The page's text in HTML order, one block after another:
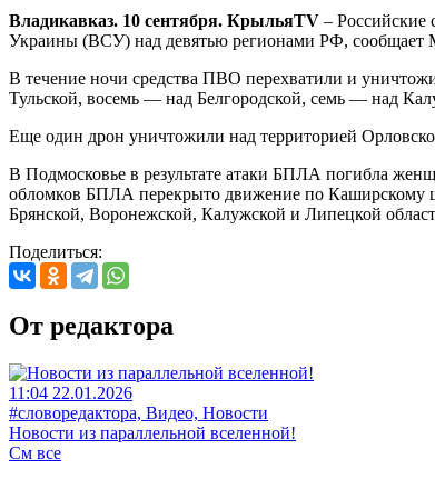
Владикавказ. 10 сентября. КрыльяTV –
Украины (ВСУ) над девятью регионами РФ, сообщает
В течение ночи средства ПВО перехватили и
Тульской, восемь — над Белгородской, семь — над
Еще один дрон уничтожили над территорией
В Подмосковье в результате атаки БПЛА погибла
обломков БПЛА перекрыто движение по Каширскому
Брянской, Воронежской, Калужской и Липецкой
Поделиться:
От редактора
11:04 22.01.2026
#словоредактора, Видео, Новости
Новости из параллельной вселенной!
См все